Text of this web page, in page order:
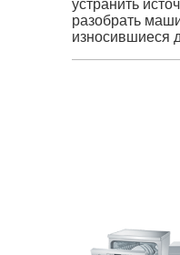
устранить
разобрать
износившиеся